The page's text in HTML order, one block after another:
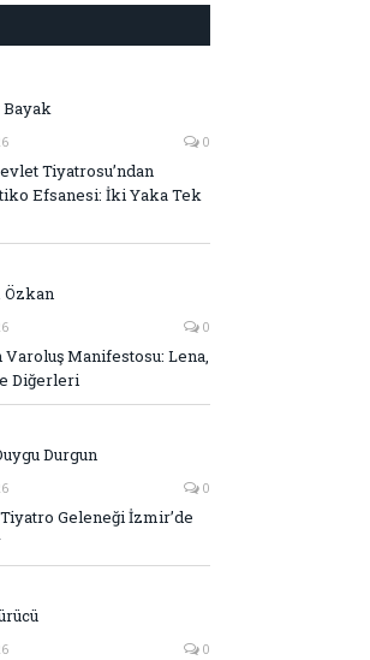
0
Tiyatrosu’ndan
Efsanesi: İki Yaka Tek
Özkan
0
Varoluş Manifestosu: Lena,
Diğerleri
Durgun
0
Geleneği İzmir’de
0